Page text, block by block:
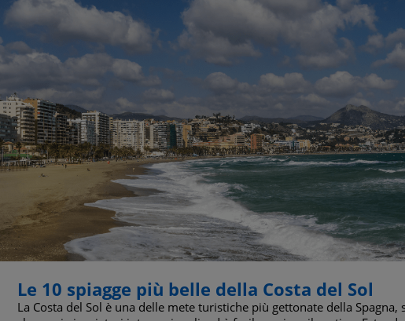
Le 10 spiagge più belle della Costa del Sol
La Costa del Sol è una delle mete turistiche più gettonate della Spagna,